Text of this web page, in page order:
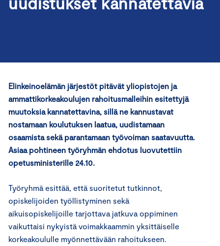
Elinkeinoelämän järjestöt pitävät yliopistojen ja
ammattikorkeakoulujen rahoitusmalleihin esitettyjä
muutoksia kannatettavina, sillä ne kannustavat
nostamaan koulutuksen laatua, uudistamaan
osaamista sekä parantamaan työvoiman saatavuutta.
Asiaa pohtineen työryhmän ehdotus luovutettiin
opetusministerille 24.10.
Työryhmä esittää, että suoritetut tutkinnot,
opiskelijoiden työllistyminen sekä
aikuisopiskelijoille tarjottava jatkuva oppiminen
vaikuttaisi nykyistä voimakkaammin yksittäiselle
korkeakoululle myönnettävään rahoitukseen.